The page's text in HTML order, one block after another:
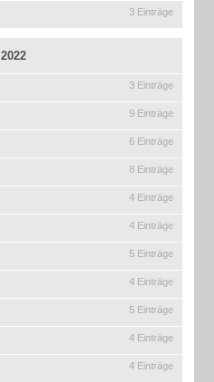
3 Einträge
2022
3 Einträge
9 Einträge
6 Einträge
8 Einträge
4 Einträge
4 Einträge
5 Einträge
4 Einträge
5 Einträge
4 Einträge
4 Einträge